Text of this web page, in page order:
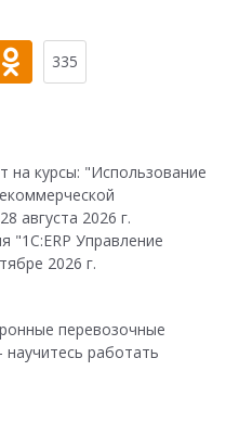
335
на курсы: "Использование
августа 2026 г.
"1С:ERP Управление
2026 г.
перевозочные
работать